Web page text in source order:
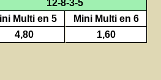
12-8-3-5
Multi en 5
Mini Multi en 6
4,80 1,60